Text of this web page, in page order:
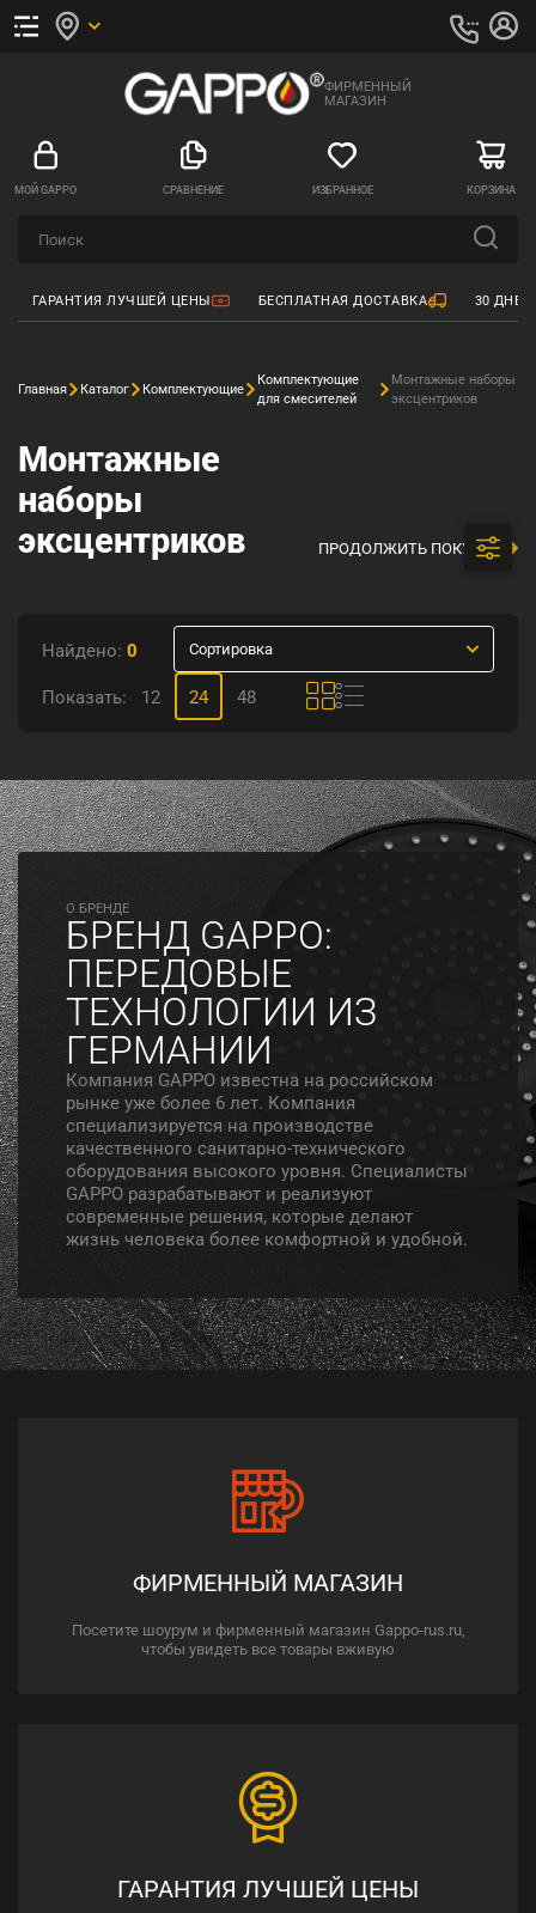
ФИРМЕННЫЙ
МАГАЗИН
МОЙ GAPPO СРАВНЕНИЕ ИЗБРАННОЕ КОРЗИНА
ГАРАНТИЯ ЛУЧШЕЙ ЦЕНЫ БЕСПЛАТНАЯ ДОСТАВКА 30
Главная Каталог Комплектующие
Комплектующие
для смесителей
Монтажные наборы
эксцентриков
Монтажные
наборы
эксцентриков
ПРОДОЛЖИТЬ ПОКУПКИ
Найдено: 0 Сортировка
Показать: 12 24 48
O БРЕНДЕ
БРЕНД GAPPO:
ПЕРЕДОВЫЕ
ТЕХНОЛОГИИ ИЗ
ГЕРМАНИИ
Компания GAPPO известна на российском
рынке уже более 6 лет. Компания
специализируется на производстве
качественного санитарно-технического
оборудования высокого уровня. Специалисты
GAPPO разрабатывают и реализуют
современные решения, которые делают
жизнь человека более комфортной и удобной.
ФИРМЕННЫЙ МАГАЗИН
Посетите шоурум и фирменный магазин Gappo-rus.ru,
чтобы увидеть все товары вживую
ГАРАНТИЯ ЛУЧШЕЙ ЦЕНЫ